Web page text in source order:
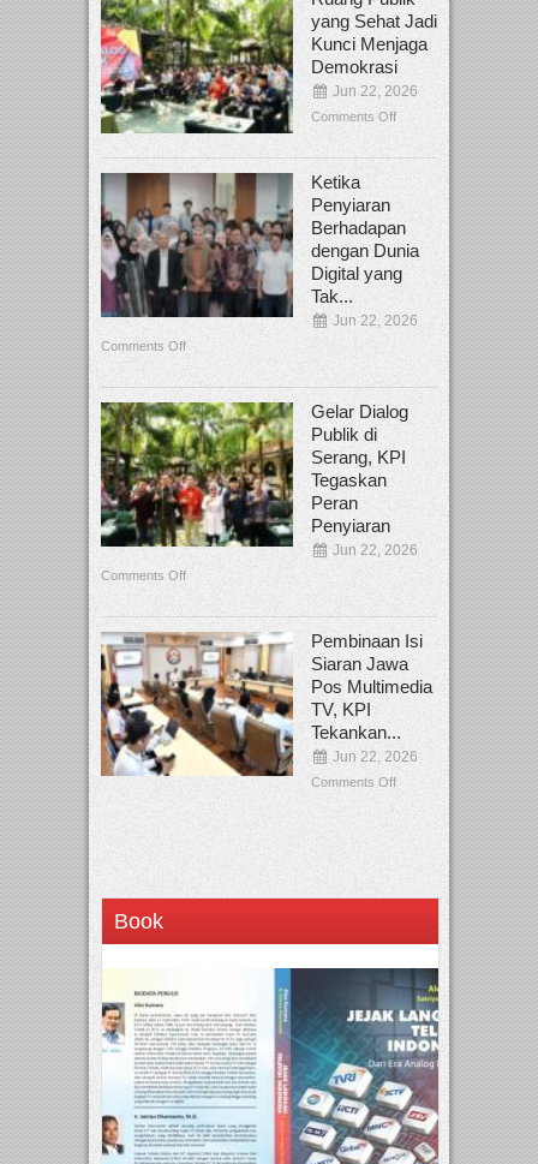
yang Sehat Jadi
Kunci Menjaga
Demokrasi
Jun 22, 2026
Comments Off
Ketika
Penyiaran
Berhadapan
dengan Dunia
Digital yang
Tak...
Jun 22, 2026
Comments Off
Gelar Dialog
Publik di
Serang, KPI
Tegaskan
Peran
Penyiaran
Jun 22, 2026
Comments Off
Pembinaan Isi
Siaran Jawa
Pos Multimedia
TV, KPI
Tekankan...
Jun 22, 2026
Comments Off
Book